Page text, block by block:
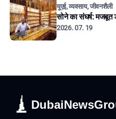
यूएई, व्यवसाय, जीवनशैली
सोने का संघर्ष: मजबूत
2026. 07. 19